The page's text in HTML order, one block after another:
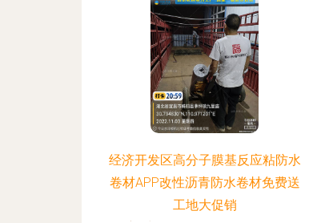
经济开发区高分子膜基反应粘防水
卷材APP改性沥青防水卷材免费送
工地大促销